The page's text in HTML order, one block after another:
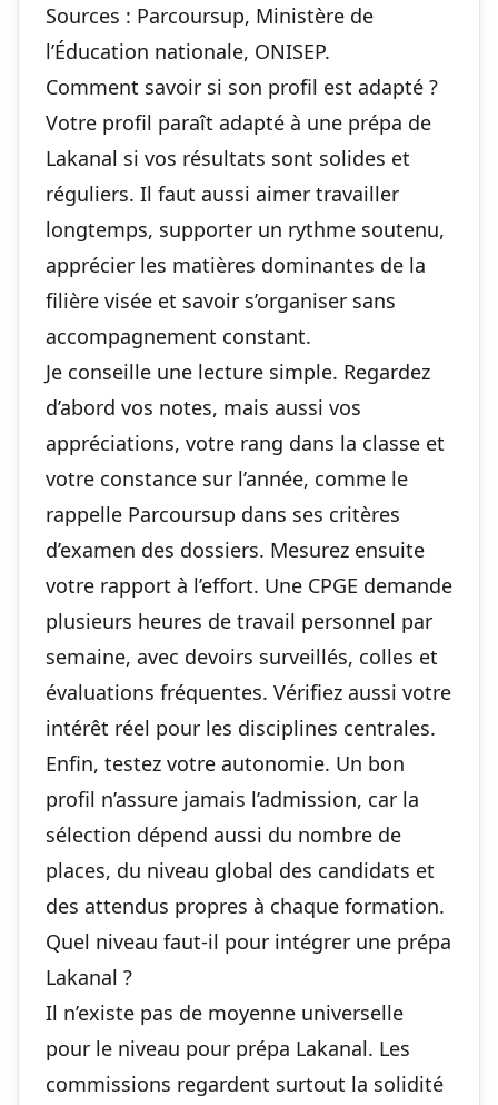
Sources : Parcoursup, Ministère de
l’Éducation nationale, ONISEP.
Comment savoir si son profil est adapté ?
Votre profil paraît adapté à une prépa de
Lakanal si vos résultats sont solides et
réguliers. Il faut aussi aimer travailler
longtemps, supporter un rythme soutenu,
apprécier les matières dominantes de la
filière visée et savoir s’organiser sans
accompagnement constant.
Je conseille une lecture simple. Regardez
d’abord vos notes, mais aussi vos
appréciations, votre rang dans la classe et
votre constance sur l’année, comme le
rappelle Parcoursup dans ses critères
d’examen des dossiers. Mesurez ensuite
votre rapport à l’effort. Une CPGE demande
plusieurs heures de travail personnel par
semaine, avec devoirs surveillés, colles et
évaluations fréquentes. Vérifiez aussi votre
intérêt réel pour les disciplines centrales.
Enfin, testez votre autonomie. Un bon
profil n’assure jamais l’admission, car la
sélection dépend aussi du nombre de
places, du niveau global des candidats et
des attendus propres à chaque formation.
Quel niveau faut-il pour intégrer une prépa
Lakanal ?
Il n’existe pas de moyenne universelle
pour le niveau pour prépa Lakanal. Les
commissions regardent surtout la solidité